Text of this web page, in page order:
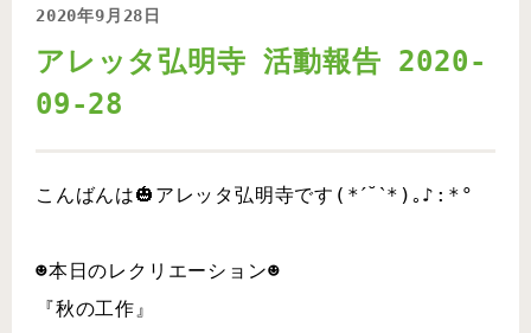
2020年9月28日
アレッタ弘明寺 活動報告 2020-
09-28
こんばんは🎃アレッタ弘明寺です(*ˊ˘ˋ*)｡♪:*°
☻本日のレクリエーション☻
『秋の工作』